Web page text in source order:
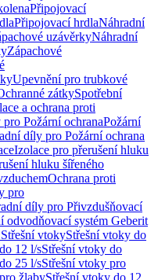
Připojovací
Připojovací hrdlaNáhradní
uzávěrkyNáhradní
Zápachové
Upevnění pro trubkové
zátkySpotřební
a ochrana proti
Požární ochranaPožární
díly pro Požární ochrana
Izolace pro přerušení hluku
hluku šířeného
Ochrana proti
pro
díly pro Přivzdušňovací
odvodňovací systém Geberit
vtokyStřešní vtoky do
12 l/sStřešní vtoky do
25 l/sStřešní vtoky pro
žlabyStřešní vtoky do 12